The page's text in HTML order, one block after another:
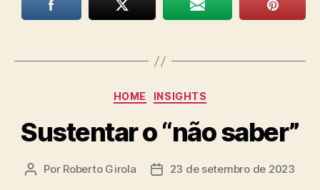
Categorias
HOME INSIGHTS
Sustentar o “não saber”
Autor
Por Roberto Girola
Data23 de setembro de 2023